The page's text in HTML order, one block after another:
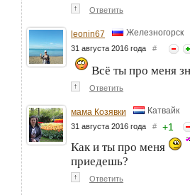
↑ Ответить
leonin67 Железногорск
31 августа 2016 года #
Всё ты про меня
↑ Ответить
мама Козявки Катвайк
31 августа 2016 года # +1
Как и ты про меня
приедешь?
↑ Ответить